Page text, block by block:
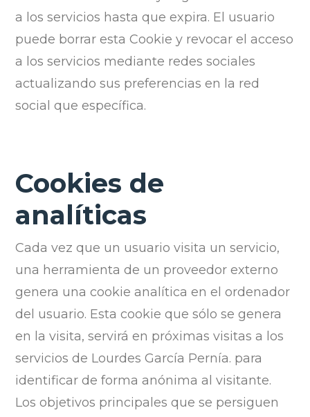
a los servicios hasta que expira. El usuario
puede borrar esta Cookie y revocar el acceso
a los servicios mediante redes sociales
actualizando sus preferencias en la red
social que específica.
Cookies de
analíticas
Cada vez que un usuario visita un servicio,
una herramienta de un proveedor externo
genera una cookie analítica en el ordenador
del usuario. Esta cookie que sólo se genera
en la visita, servirá en próximas visitas a los
servicios de Lourdes García Pernía. para
identificar de forma anónima al visitante.
Los objetivos principales que se persiguen